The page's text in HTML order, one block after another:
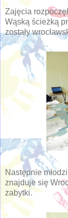
Zajęcia
Wąską ścieżką
zostały
Następnie
znajduje się
zabytki.